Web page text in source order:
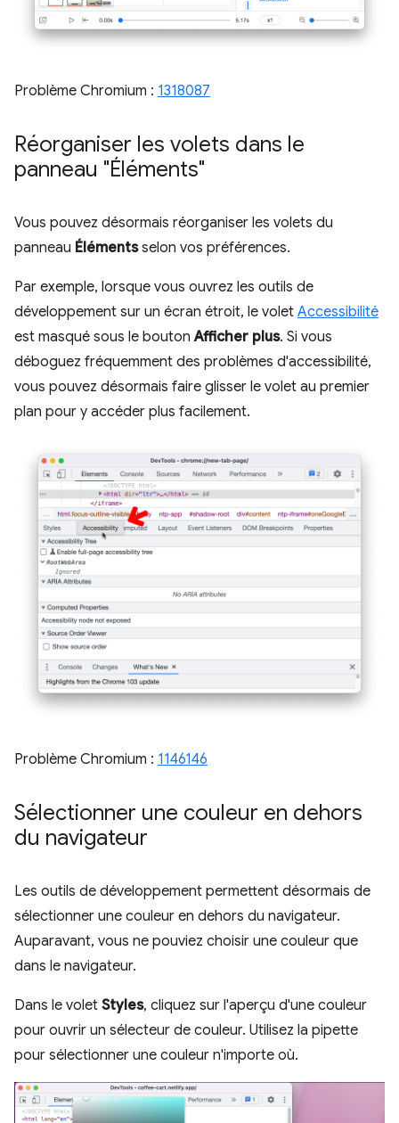
Problème Chromium : 1318087
Réorganiser les volets dans le
panneau "Éléments"
Vous pouvez désormais réorganiser les volets du
panneau Élémentsselon vos préférences.
Par exemple, lorsque vous ouvrez les outils de
développement sur un écran étroit, le volet Accessibilité
est masqué sous le boutonAfficher plus. Si vous
déboguez fréquemment des problèmes d'accessibilité,
vous pouvez désormais faire glisser le volet au premier
plan pour y accéder plus facilement.
Problème Chromium : 1146146
Sélectionner une couleur en dehors
du navigateur
Les outils de développement permettent désormais de
sélectionner une couleur en dehors du navigateur.
Auparavant, vous ne pouviez choisir une couleur que
dans le navigateur.
Dans le volet Styles, cliquez sur l'aperçu d'une couleur
pour ouvrir un sélecteur de couleur. Utilisez la pipette
pour sélectionner une couleur n'importe où.